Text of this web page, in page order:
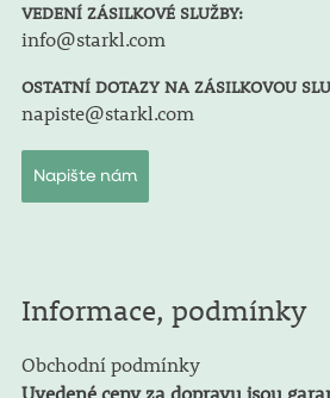
VEDENÍ ZÁSILKOVÉ SLUŽBY:
info@starkl.com
OSTATNÍ DOTAZY NA ZÁSILKOVOU
napiste@starkl.com
Napište nám
Informace, podmínky
Obchodní podmínky
Uvedené ceny za dopravu jsou